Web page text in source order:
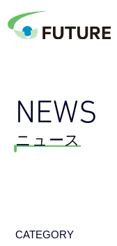
NEWS
ニュース
CATEGORY